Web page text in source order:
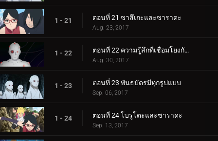
1 - 21 ตอนที่ 21 ซาสึเกะและซาราดะ
Aug. 23, 2017
1 - 22 ตอนที่ 22 ความรู้สึกที่เชื่อมโยงกัน
Aug. 30, 2017
1 - 23 ตอนที่ 23 พันธบัตรมีทุกรูปแบบ
Sep. 06, 2017
1 - 24 ตอนที่ 24 โบรูโตะและซาราดะ
Sep. 13, 2017